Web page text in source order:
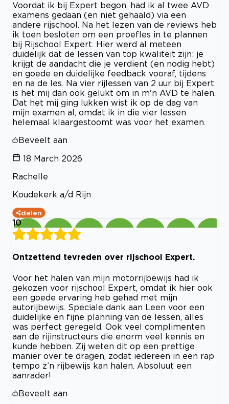
Voordat ik bij Expert begon, had ik al twee AVD
examens gedaan (en niet gehaald) via een
andere rijschool. Na het lezen van de reviews heb
ik toen besloten om een proefles in te plannen
bij Rijschool Expert. Hier werd al meteen
duidelijk dat de lessen van top kwaliteit zijn: je
krijgt de aandacht die je verdient (en nodig hebt)
en goede en duidelijke feedback vooraf, tijdens
en na de les. Na vier rijlessen van 2 uur bij Expert
is het mij dan ook gelukt om in m'n AVD te halen.
Dat het mij ging lukken wist ik op de dag van
mijn examen al, omdat ik in die vier lessen
helemaal klaargestoomt was voor het examen.
Beveelt aan
18 March 2026
Rachelle
Koudekerk a/d Rijn
delen
10
Ontzettend tevreden over rijschool Expert.
Voor het halen van mijn motorrijbewijs had ik
gekozen voor rijschool Expert, omdat ik hier ook
een goede ervaring heb gehad met mijn
autorijbewijs. Speciale dank aan Leen voor een
duidelijke en fijne planning van de lessen, alles
was perfect geregeld. Ook veel complimenten
aan de rijinstructeurs die enorm veel kennis en
kunde hebben. Zij weten dit op een prettige
manier over te dragen, zodat iedereen in een rap
tempo z’n rijbewijs kan halen. Absoluut een
aanrader!
Beveelt aan